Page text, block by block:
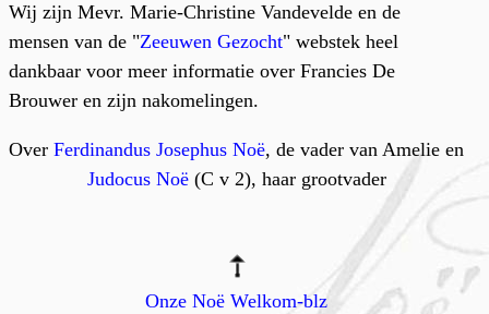
Wij zijn Mevr. Marie-Christine Vandevelde en de
mensen van de "Zeeuwen Gezocht" webstek heel
dankbaar voor meer informatie over Francies De
Brouwer en zijn nakomelingen.
OverFerdinandus Josephus Noë, de vader van Amelie en
Judocus Noë(C v 2), haar grootvader
Onze Noë Welkom-blz